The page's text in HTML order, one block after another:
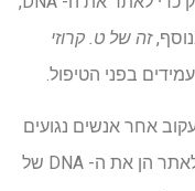
זה של ט. קרוזי
בפני הטיפול.
אחר אנשים נגועים
בגישה משולבת עם בדיקות רגישות כדי לאתר הן את ה- DNA של